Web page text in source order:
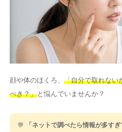
顔や体のほくろ、 「自分で取れない
べき？」と悩んでいませんか？
💬
「ネットで調べたら情報が多す
その他